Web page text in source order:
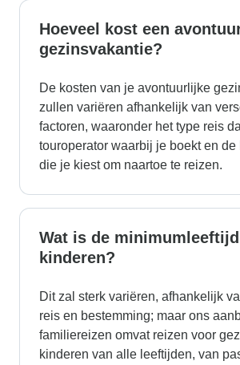
Hoeveel kost een
gezinsvakantie?
De kosten van je avontuurlijke
zullen variëren afhankelijk van
factoren, waaronder het type reis
touroperator waarbij je boekt en de
die je kiest om naartoe te reizen.
Wat is de
kinderen?
Dit zal sterk variëren, afhankelijk
reis en bestemming; maar ons
familiereizen omvat reizen voor
kinderen van alle leeftijden, van